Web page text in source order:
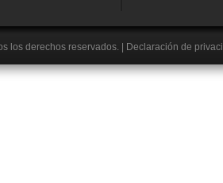
los derechos reservados. Declaración de